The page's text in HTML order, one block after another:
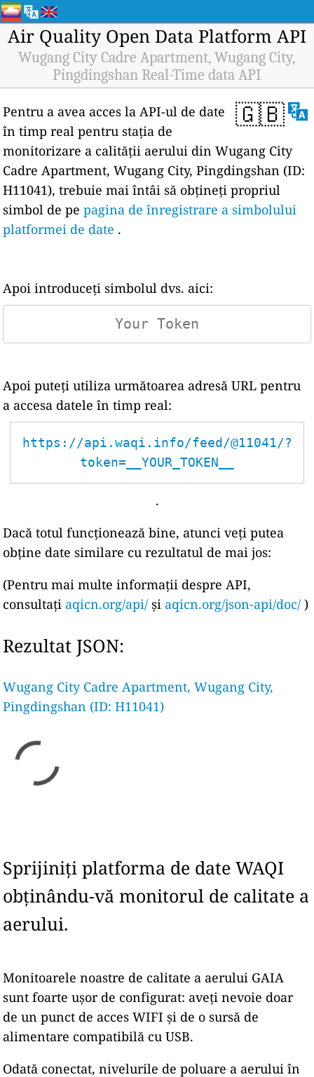
Air Quality Open Data Platform API
Wugang City Cadre Apartment, Wugang City,
Pingdingshan Real-Time data API
🇬🇧
Pentru a avea acces la API-ul de date
în timp real pentru stația de
monitorizare a calității aerului din Wugang City
Cadre Apartment, Wugang City, Pingdingshan (ID:
H11041), trebuie mai întâi să obțineți propriul
simbol de pepagina de înregistrare a simbolului
platformei de date .
Apoi introduceți simbolul dvs. aici:
Apoi puteți utiliza următoarea adresă URL pentru
a accesa datele în timp real:
https://api.waqi.info/feed/@11041/?
token=__YOUR_TOKEN__
.
Dacă totul funcționează bine, atunci veți putea
obține date similare cu rezultatul de mai jos:
(Pentru mai multe informații despre API,
consultați aqicn.org/api/ și aqicn.org/json-api/doc/ )
Rezultat JSON:
Wugang City Cadre Apartment, Wugang City,
Pingdingshan (ID: H11041)
Sprijiniți platforma de date WAQI
obținându-vă monitorul de calitate a
aerului.
Monitoarele noastre de calitate a aerului GAIA
sunt foarte ușor de configurat: aveți nevoie doar
de un punct de acces WIFI și de o sursă de
alimentare compatibilă cu USB.
Odată conectat, nivelurile de poluare a aerului în